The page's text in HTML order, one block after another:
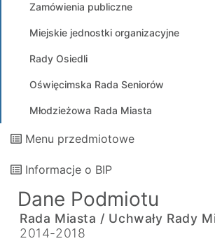
Zamówienia publiczne
Miejskie jednostki organizacyjne
Rady Osiedli
Oświęcimska Rada Seniorów
Młodzieżowa Rada Miasta
Menu przedmiotowe
Informacje o BIP
Dane Podmiotu
Rada Miasta / Uchwały Rady
2014-2018